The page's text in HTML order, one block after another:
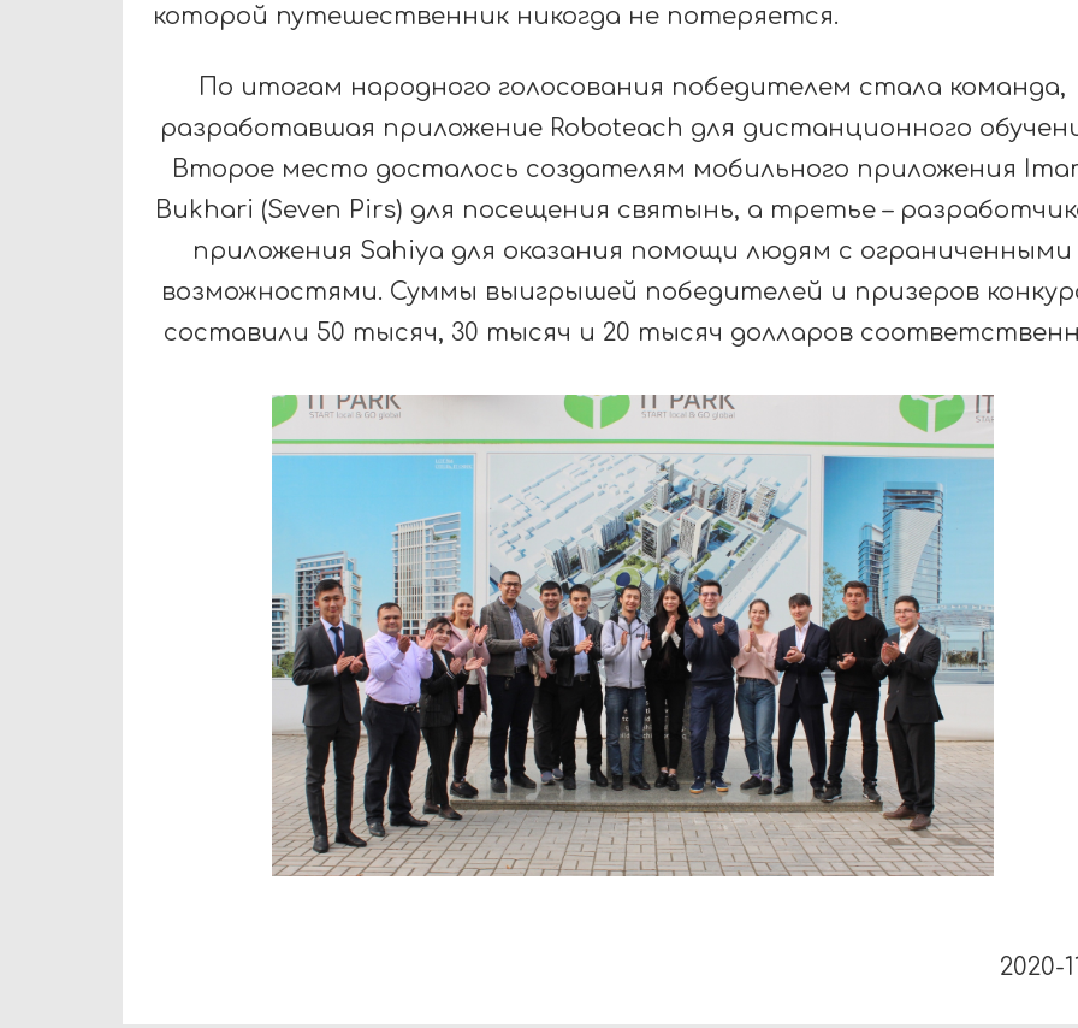
которой путешественник никогда не потеряется.
По итогам народного голосования победителем стала команда,
разработавшая приложение Roboteach для дистанционного
Второе место досталось создателям мобильного приложения
Bukhari (Seven Pirs) для посещения святынь, а третье –
приложения Sahiya для оказания помощи людям с ограниченными
возможностями. Суммы выигрышей победителей и призеров
составили 50 тысяч, 30 тысяч и 20 тысяч долларов
2020-